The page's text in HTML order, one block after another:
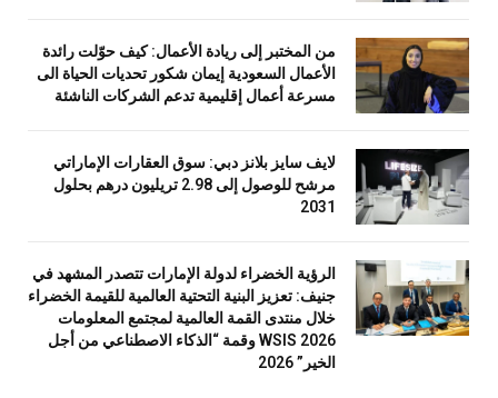
من المختبر إلى ريادة الأعمال: كيف حوّلت رائدة
الأعمال السعودية إيمان شكور تحديات الحياة الى
مسرعة أعمال إقليمية تدعم الشركات الناشئة
لايف سايز بلانز دبي: سوق العقارات الإماراتي
مرشح للوصول إلى 2.98 تريليون درهم بحلول
2031
الرؤية الخضراء لدولة الإمارات تتصدر المشهد في
جنيف: تعزيز البنية التحتية العالمية للقيمة الخضراء
خلال منتدى القمة العالمية لمجتمع المعلومات
WSIS 2026 وقمة “الذكاء الاصطناعي من أجل
الخير” 2026